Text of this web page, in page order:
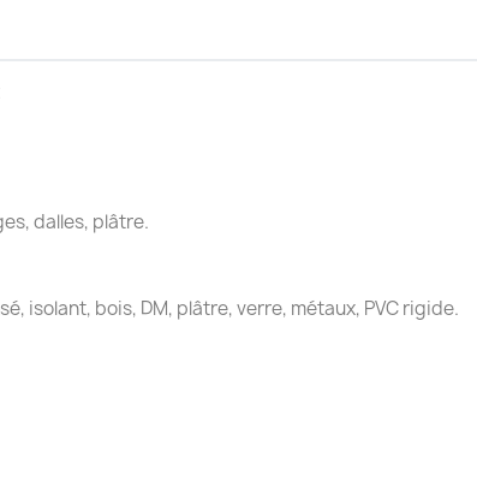
dalles, plâtre.
isolant, bois, DM, plâtre, verre, métaux, PVC rigide.